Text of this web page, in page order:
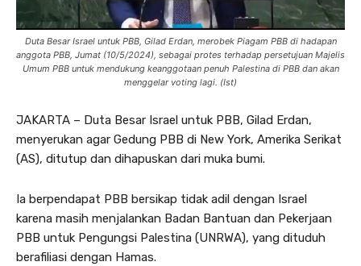
Duta Besar Israel untuk PBB, Gilad Erdan, merobek Piagam PBB di hadapan
anggota PBB, Jumat (10/5/2024), sebagai protes terhadap persetujuan Majelis
Umum PBB untuk mendukung keanggotaan penuh Palestina di PBB dan akan
menggelar voting lagi. (Ist)
JAKARTA – Duta Besar Israel untuk PBB, Gilad Erdan,
menyerukan agar Gedung PBB di New York, Amerika Serikat
(AS), ditutup dan dihapuskan dari muka bumi.
Ia berpendapat PBB bersikap tidak adil dengan Israel
karena masih menjalankan Badan Bantuan dan Pekerjaan
PBB untuk Pengungsi Palestina (UNRWA), yang dituduh
berafiliasi dengan Hamas.